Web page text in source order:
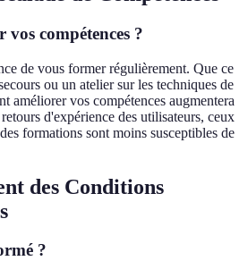
compétences ?
de vous former régulièrement. Que ce
ou un atelier sur les techniques de
améliorer vos compétences augmentera
d'expérience des utilisateurs, ceux
formations sont moins susceptibles de
des Conditions
?